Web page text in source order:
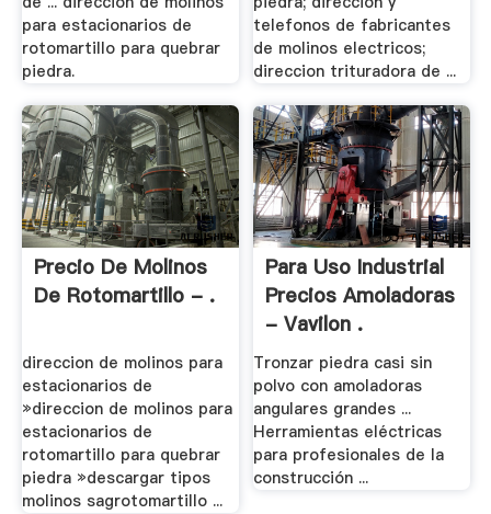
para estacionarios de
rotomartillo para quebrar
piedra.
telefonos de fabricantes
de molinos electricos;
direccion trituradora de ...
Precio De Molinos
De Rotomartillo - .
direccion de molinos para
estacionarios de
»direccion de molinos para
estacionarios de
rotomartillo para quebrar
piedra »descargar tipos
molinos sagrotomartillo ...
Para Uso Industrial
Precios Amoladoras
- Vavilon .
Tronzar piedra casi sin
polvo con amoladoras
angulares grandes ...
Herramientas eléctricas
para profesionales de la
construcción ...